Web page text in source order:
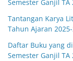
Semester Ganjil TA
Tantangan Karya
Tahun Ajaran
Daftar Buku yang
Semester Ganjil TA